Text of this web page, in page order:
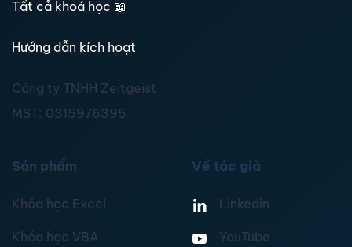
Tất cả khoá học 📖
Hướng dẫn kích hoạt
Công ty TNHH Zeitgeist
MST: 0315976395
Sản phẩm
Khóa học Excel
Khóa học VBA
Về tác giả
Linkedin
YouTube